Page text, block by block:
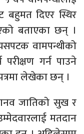
बहुमत दिएर स्थिर
बताएका छन् ।
वामपन्थीको
गर्न पाउने
लेखेका छन् ।
जातिको सुख र
मतदान